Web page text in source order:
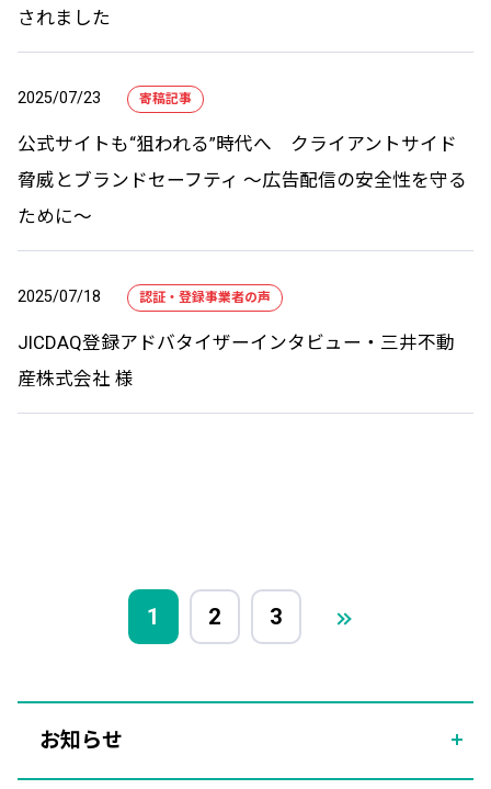
されました
2025/07/23 寄稿記事
公式サイトも“狙われる”時代へ クライアントサイド
脅威とブランドセーフティ 〜広告配信の安全性を守る
ために〜
2025/07/18 認証・登録事業者の声
JICDAQ登録アドバタイザーインタビュー・三井不動
産株式会社 様
1 2 3
お知らせ